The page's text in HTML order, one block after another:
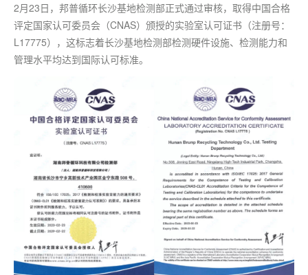
2月23日，邦普循环长沙基地检测部正式通过审核，取得中国合格
评定国家认可委员会（CNAS）颁授的实验室认可证书（注册号：
L17775），这标志着长沙基地检测部检测硬件设施、检测能力和
管理水平均达到国际认可标准。